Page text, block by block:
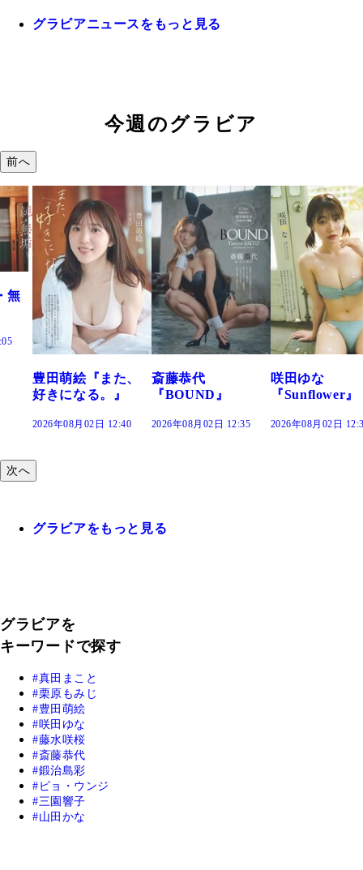
グラビアニュースをもっと見る
今週のグラビア
前へ
斎藤恭代
『BOUND』
2026年08月02日 12:35
咲田ゆな
『Sunflower』
2026年08月02日 12:30
藤水咲桜『花
だまり』
2026年08月02日
次へ
グラビアをもっと見る
グラビアを
キーワードで探す
真田まこと
栗原もみじ
豊田萌絵
咲田ゆな
藤水咲桜
斎藤恭代
鍛治島彩
ピョ・ウンジ
三園響子
山田かな